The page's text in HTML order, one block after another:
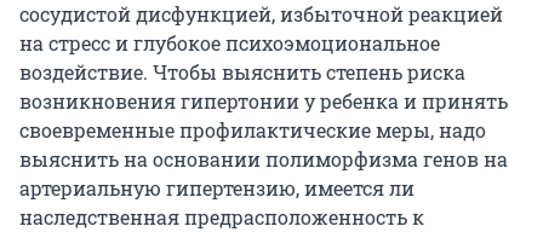
сосудистой дисфункцией, избыточной реакцией
на стресс и глубокое психоэмоциональное
воздействие. Чтобы выяснить степень риска
возникновения гипертонии у ребенка и принять
своевременные профилактические меры, надо
выяснить на основании полиморфизма генов на
артериальную гипертензию, имеется ли
наследственная предрасположенность к